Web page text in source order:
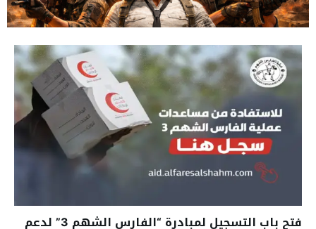
تحديث PUBG Mobile 4.3 الجديد 2026 | المميزات الكاملة وطريقة
تحميل التحديث
فتح باب التسجيل لمبادرة “الفارس الشهم 3” لدعم